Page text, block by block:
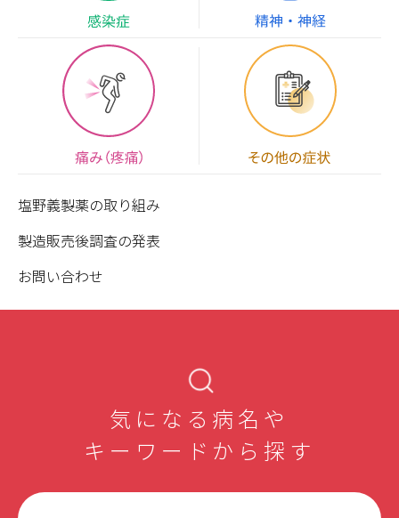
塩野義製薬の取り組み
製造販売後調査の発表
お問い合わせ
気になる病名や
キーワードから探す